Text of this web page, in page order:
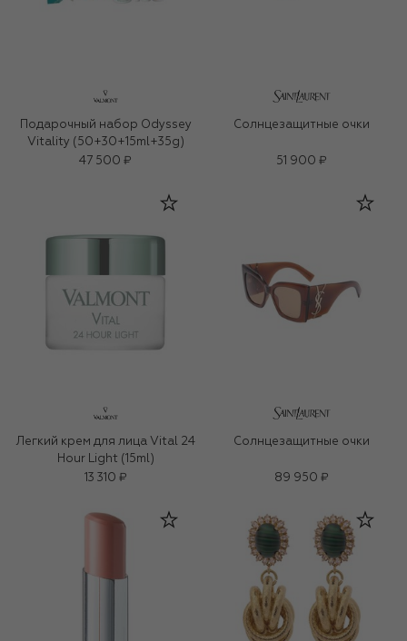
Подарочный набор Odyssey
Vitality (50+30+15ml+35g)
47 500 ₽
Солнцезащитные очки
51 900 ₽
Легкий крем для лица Vital 24
Hour Light (15ml)
13 310 ₽
Солнцезащитные очки
89 950 ₽